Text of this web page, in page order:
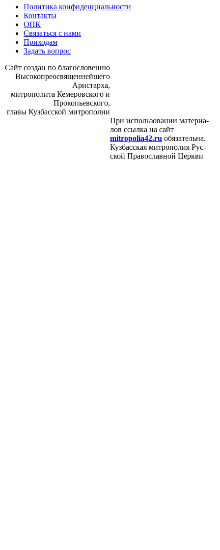
Политика конфиденциальности
Контакты
ОПК
Связаться с нами
Приходам
Задать вопрос
Сайт со­здан по бла­го­сло­ве­нию
Вы­со­ко­прео­свя­щен­ней­ше­го
Ари­стар­ха,
мит­ро­по­ли­та Ке­ме­ров­ско­го и
Про­ко­пьев­ско­го,
гла­вы Куз­бас­ской мит­ро­по­лии
При ис­поль­зо­ва­нии ма­те­ри­а­
лов ссыл­ка на сайт
mitropolia42.ru обя­за­тель­на.
Куз­бас­ская мит­ро­по­лия Рус­
ской Пра­во­слав­ной Церк­ви